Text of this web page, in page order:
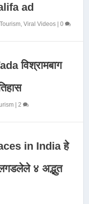
ad
Tourism,Viral Videos |0
विश्रामबाग
|2
in India हे
४ अद्भुत